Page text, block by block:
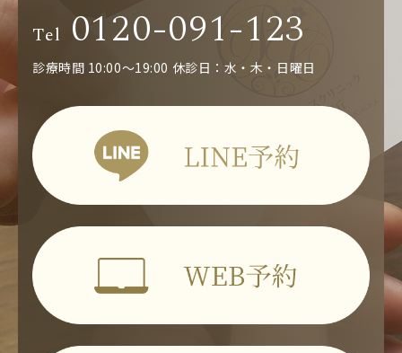
Tel 0120-091-123
診療時間 10:00～19:00 休診日：水・木・日曜日